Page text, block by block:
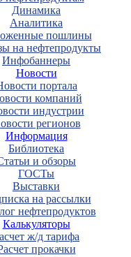
Динамика
Аналитика
пошлины
на нефтепродукты
Инфобаннеры
Новости
портала
компаний
индустрии
регионов
Информация
Библиотека
и обзоры
ГОСТы
Выставки
на рассылки
нефтепродуктов
Калькуляторы
ж/д тарифа
прокачки